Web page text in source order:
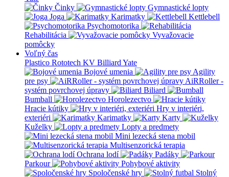
Činky
Gymnastické lopty
Joga
Karimatky
Kettlebell
Psychomotorika
Rehabilitácia
Vyvažovacie
pomôcky
Voľný čas
Plastico Rototech KV Billiard Yate
Bojové umenia
Agility
pre psy
AiRRoller -
systém povrchovej úpravy
Biliard
Bumball
Horolezectvo
Hracie kútiky
Hry v interiéri,
exteriéri
Karimatky
Karty
Kuželky
Lopty a predmety
Mini lezecká stena mobil
Multisenzorická terapia
Ochrana lodí
Padáky
Parkour
Pohybové aktivity
Spoločenské hry
Stolný